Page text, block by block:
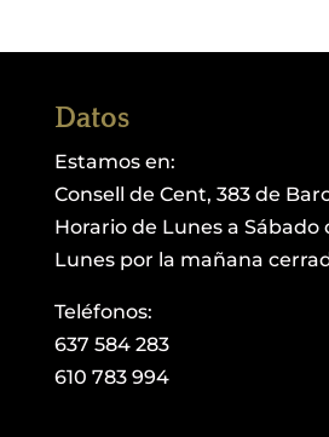
Datos
Estamos en:
Consell de Cent, 383 de
Horario de Lunes a Sábado
Lunes por la mañana
Teléfonos:
637 584 283
610 783 994